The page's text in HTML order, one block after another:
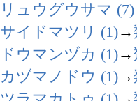
リュウグウサマ (7)
サイドマツリ (1)→
ドウマンヅカ (1)→
カヅマノドウ (1)→